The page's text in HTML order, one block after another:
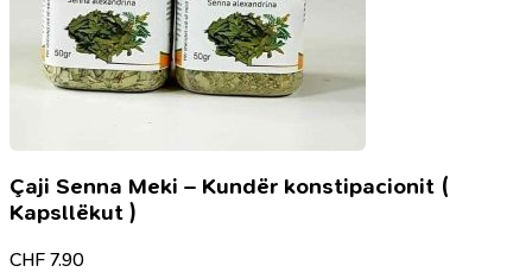
Çaji Senna Meki – Kundër konstipacionit (
Kapsllëkut )
CHF 7.90